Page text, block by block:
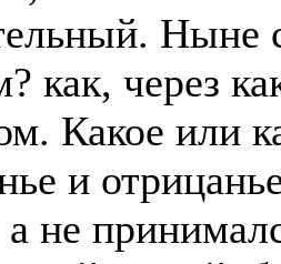
Ныне
как, через
Какое или
и
а не